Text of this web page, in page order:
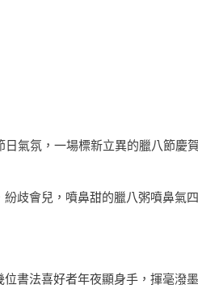
氣氛，一場標新立異的臘八節慶
歧會兒，噴鼻甜的臘八粥噴鼻氣四
書法喜好者年夜顯身手，揮毫潑